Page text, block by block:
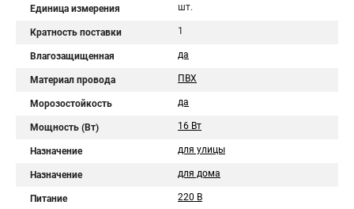
Единица измерения шт.
Кратность поставки 1
Влагозащищенная да
Материал провода ПВХ
Морозостойкость да
Мощность (Вт) 16 Вт
Назначение для улицы
Назначение для дома
Питание 220 В